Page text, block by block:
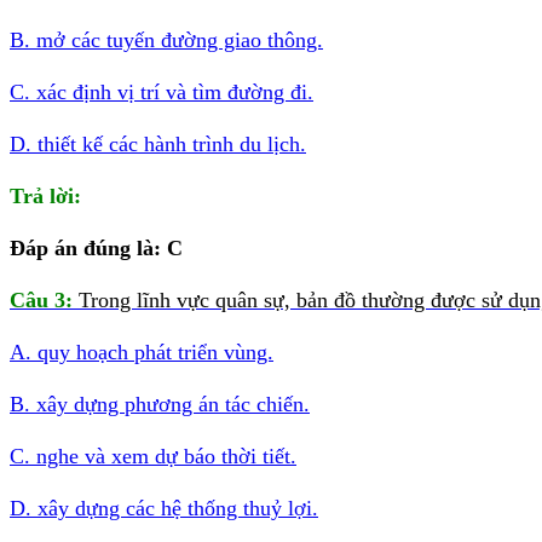
B. mở các tuyến đường giao thông.
C. xác định vị trí và tìm đường đi.
D. thiết kế các hành trình du lịch.
Trả lời:
Đáp án đúng là: C
Câu 3: Trong lĩnh vực quân sự, bản đồ thường được sử
A. quy hoạch phát triển vùng.
B. xây dựng phương án tác chiến.
C. nghe và xem dự báo thời tiết.
D. xây dựng các hệ thống thuỷ lợi.